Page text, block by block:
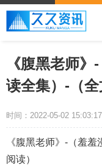
《腹黑老师
读全集）-（全
时间：2022-05-02 15:03:17
《腹黑老师》-（羞
阅读）